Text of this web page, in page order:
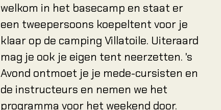
welkom in het basecamp en staat er
een tweepersoons koepeltent voor je
klaar op de camping Villatoile. Uiteraard
mag je ook je eigen tent neerzetten. 's
Avond ontmoet je je mede-cursisten en
de instructeurs en nemen we het
programma voor het weekend door.